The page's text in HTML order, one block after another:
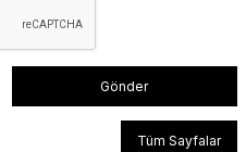
Gönder
Tüm Sayfalar